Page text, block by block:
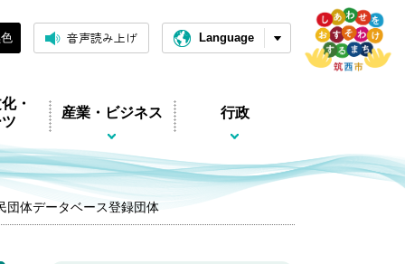
音声読み上げ Language
・
産業・ビジネス 行政
団体データベース登録団体